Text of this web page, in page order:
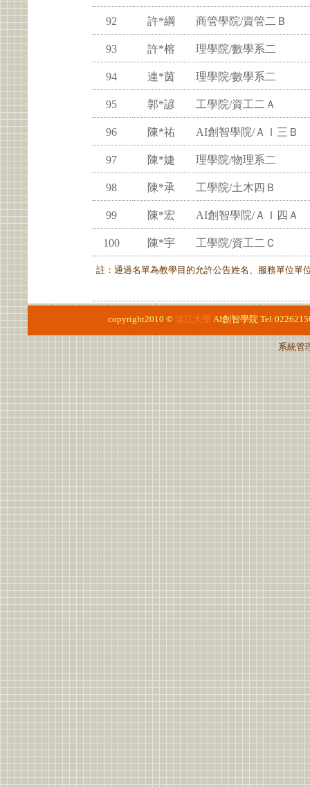
92 許*綱 商管學院/資管二Ｂ
93 許*榕 理學院/數學系二
94 連*茵 理學院/數學系二
95 郭*諺 工學院/資工二Ａ
96 陳*祐 AI創智學院/ＡＩ三Ｂ
97 陳*婕 理學院/物理系二
98 陳*承 工學院/土木四Ｂ
99 陳*宏 AI創智學院/ＡＩ四Ａ
100 陳*宇 工學院/資工二Ｃ
註：通過名單為教學目的允許公告姓名、服務單位單
copyright2010 © 淡江大學 AI創智學院
系統管